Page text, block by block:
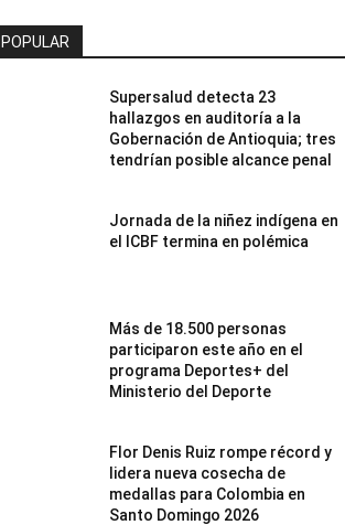
POPULAR
Supersalud detecta 23
hallazgos en auditoría a la
Gobernación de Antioquia; tres
tendrían posible alcance penal
Jornada de la niñez indígena en
el ICBF termina en polémica
Más de 18.500 personas
participaron este año en el
programa Deportes+ del
Ministerio del Deporte
Flor Denis Ruiz rompe récord y
lidera nueva cosecha de
medallas para Colombia en
Santo Domingo 2026